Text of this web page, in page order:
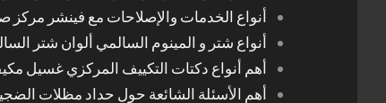
أنواع الخدمات والإصلاحات مع فينشر مركز
أنواع شتر و المينوم السالمي ألوان شتر
أهم أنواع دكتات التكييف المركزي غسيل
أهم الأسئلة الشائعة حول حداد مظلات